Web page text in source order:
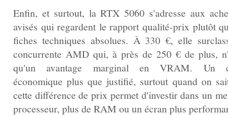
Enfin, et surtout, la RTX 5060 s'adresse aux
avisés qui regardent le rapport qualité-prix plutôt
fiches techniques absolues. À 330 €, elle
concurrente AMD qui, à près de 250 € de plus,
qu'un avantage marginal en VRAM. Un
économique plus que justifié, surtout quand on
cette différence de prix permet d'investir dans un
processeur, plus de RAM ou un écran plus